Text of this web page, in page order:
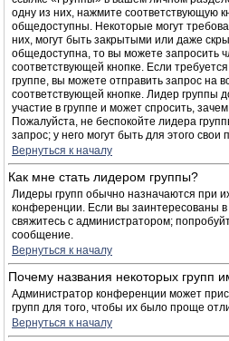
одну из них, нажмите соответствующую
общедоступны. Некоторые могут
них, могут быть закрытыми или даже
общедоступна, то вы можете запросить
соответствующей кнопке. Если
группе, вы можете отправить запрос на
соответствующей кнопке. Лидер группы
участие в группе и может спросить,
Пожалуйста, не беспокойте лидера
запрос; у него могут быть для этого свои
Вернуться к началу
Как мне стать лидером группы?
Лидеры групп обычно назначаются при
конференции. Если вы заинтересованы
свяжитесь с администратором;
сообщение.
Вернуться к началу
Почему названия некоторых групп
Администратор конференции может
групп для того, чтобы их было проще
Вернуться к началу